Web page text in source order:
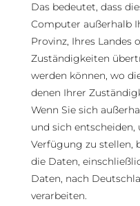
Das bedeutet, dass
Computer außerhalb
Provinz, Ihres Landes
Zuständigkeiten
werden können, wo
denen Ihrer
Wenn Sie sich
und sich
Verfügung zu stellen,
die Daten,
Daten, nach
verarbeiten.